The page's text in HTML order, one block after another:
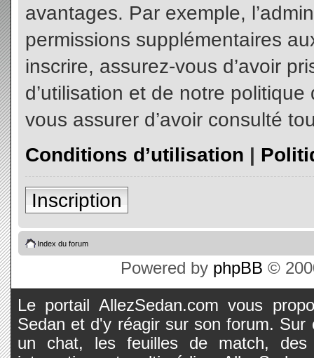
avantages. Par exemple,
permissions supplémentaires
inscrire, assurez-vous d’avoir
d’utilisation et de notre
vous assurer d’avoir consulté
Conditions d’utilisation |
Inscription
Index du forum
Powered by phpBB ©
Le portail AllezSedan.com vous
Sedan et d'y réagir sur son forum.
un chat, les feuilles de match, des